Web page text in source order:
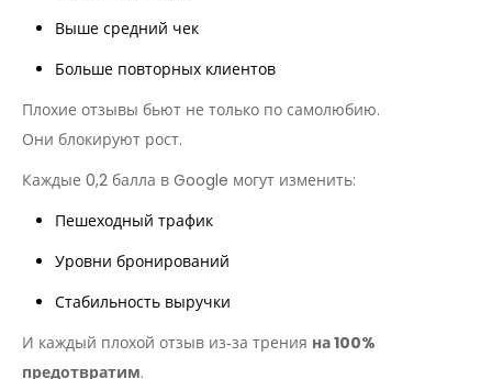
Выше средний чек
Больше повторных клиентов
Плохие отзывы бьют не только по самолюбию.
Они блокируют рост.
Каждые 0,2 балла в Google могут изменить:
Пешеходный трафик
Уровни бронирований
Стабильность выручки
И каждый плохой отзыв из‑за трения на 100%
предотвратим.